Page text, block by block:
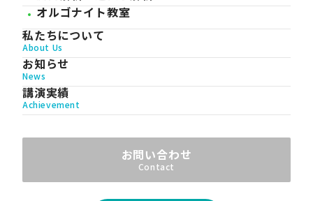
オルゴナイト教室
私たちについて
About Us
お知らせ
News
講演実績
Achievement
お問い合わせ
Contact